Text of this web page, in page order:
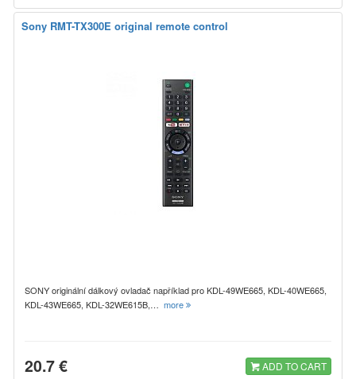
Sony RMT-TX300E original remote control
SONY originální dálkový ovladač například pro KDL-49WE665, KDL-40WE665,
KDL-43WE665, KDL-32WE615B,… more
20.7 € ADD TO CART